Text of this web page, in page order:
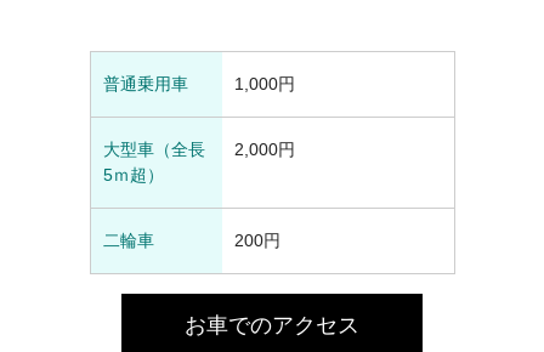
普通乗用車 1,000円
大型車（全長
5ｍ超）
2,000円
二輪車 200円
お車でのアクセス